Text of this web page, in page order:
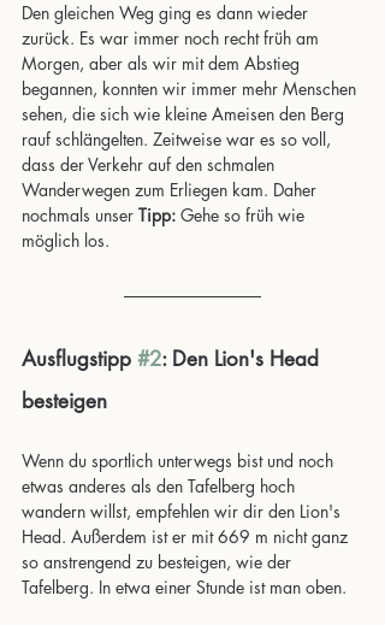
Den gleichen Weg ging es dann wieder
zurück. Es war immer noch recht früh am
Morgen, aber als wir mit dem Abstieg
begannen, konnten wir immer mehr Menschen
sehen, die sich wie kleine Ameisen den Berg
rauf schlängelten. Zeitweise war es so voll,
dass der Verkehr auf den schmalen
Wanderwegen zum Erliegen kam. Daher
nochmals unser Tipp: Gehe so früh wie
möglich los.
Ausflugstipp #2: Den Lion's Head
besteigen
Wenn du sportlich unterwegs bist und noch
etwas anderes als den Tafelberg hoch
wandern willst, empfehlen wir dir den Lion's
Head. Außerdem ist er mit 669 m nicht ganz
so anstrengend zu besteigen, wie der
Tafelberg. In etwa einer Stunde ist man oben.